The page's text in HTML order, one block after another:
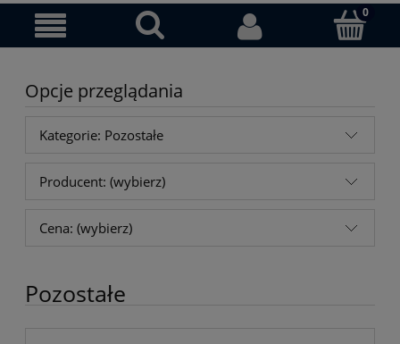
Opcje przeglądania
Kategorie: Pozostałe
Producent: (wybierz)
Cena: (wybierz)
Pozostałe